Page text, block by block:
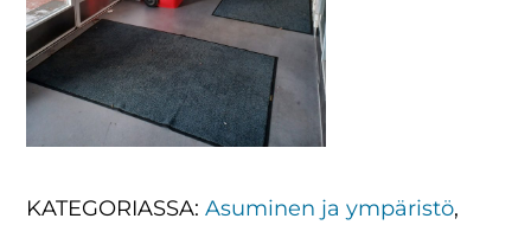
KATEGORIASSA:Asuminen ja ympäristö,